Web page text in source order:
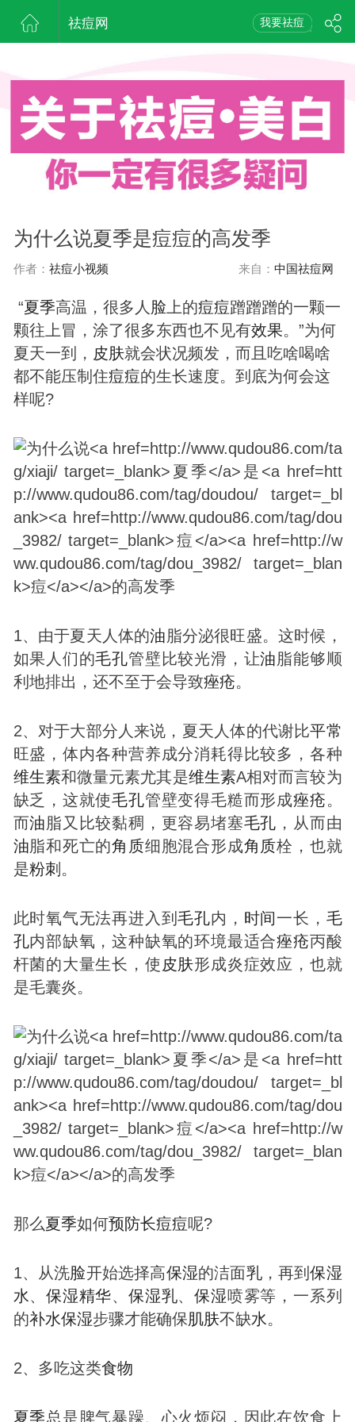
祛痘网 我要祛痘
为什么说夏季是痘痘的高发季
作者： 祛痘小视频 来自： 中国祛痘网
“夏季高温，很多人 脸 上的痘痘蹭蹭蹭的一颗一
颗往上冒，涂了很多东西也不见有效果。”为何
夏天一到， 皮肤就会状况频发，而且吃啥喝啥
都不能压制住痘痘的生长速度。到底为何会这
样呢?
1、由于夏天人体的油脂分泌很旺盛。这时候，
如果人们的毛孔管壁比较光滑，让油脂能够顺
利地排出，还不至于会导致痤疮。
2、对于大部分人来说，夏天人体的代谢比平常
旺盛，体内各种营养成分消耗得比较多，各种
维生素和微量元素尤其是维生素A相对而言较为
缺乏，这就使毛孔管壁变得毛糙而形成痤疮。
而油脂又比较黏稠，更容易堵塞毛孔 ，从而由
油脂和死亡的角质细胞混合形成角质栓，也就
是粉刺 。
此时氧气无法再进入到毛孔内， 时间一长， 毛
孔内部缺氧，这种缺氧的环境最适合痤疮丙酸
杆菌的大量生长，使 皮肤形成炎症效应，也就
是毛囊炎。
那么夏季如何预防长痘痘呢?
1、从洗脸开始选择高保湿的洁面乳，再到保湿
水、保湿精华、保湿乳、保湿喷雾等，一系列
的补水保湿步骤才能确保肌肤不缺水。
2、多吃这类食物
夏季总是脾气暴躁、心火烦闷，因此在饮食上